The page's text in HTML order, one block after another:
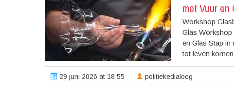
met Vuur en
Workshop
Glas Workshop
en Glas Stap in
tot leven
29 juni 2026 at 18:55 politiekedialoog